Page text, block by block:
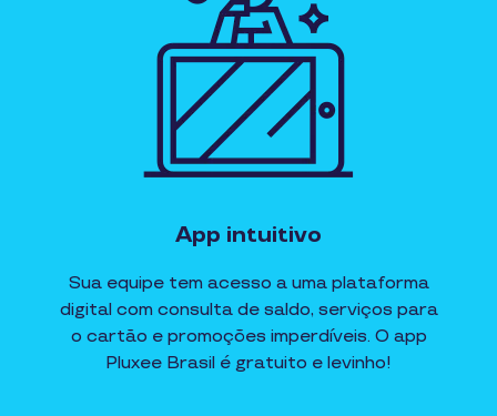
App intuitivo
Sua equipe tem acesso a uma plataforma
digital com consulta de saldo, serviços para
o cartão e promoções imperdíveis. O app
Pluxee Brasil é gratuito e levinho!